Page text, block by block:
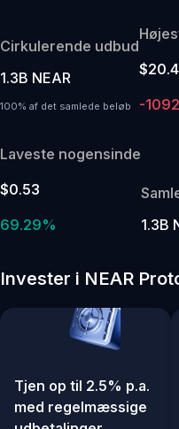
Cirkulerende udbud
1.3B NEAR
100% af det samlede beløb
-
Laveste nogensinde
$0.53
69.29%
1.3B
Invester i NEAR
Tjen op til 2.5% p.a.
med regelmæssige